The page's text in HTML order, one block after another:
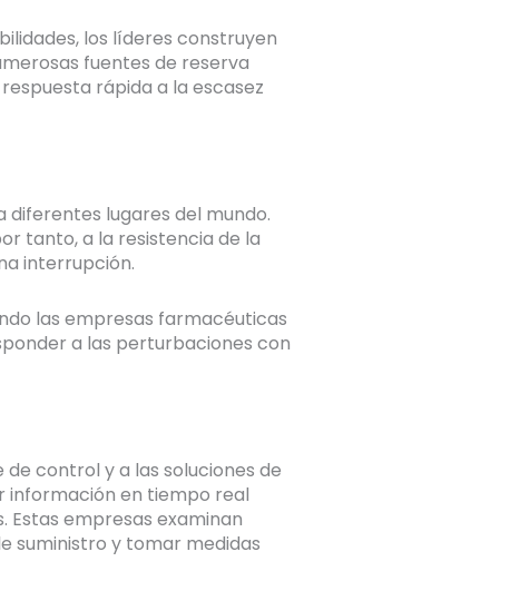
los líderes construyen
fuentes de reserva
rápida a la escasez
lugares del mundo.
tanto, a la resistencia de la
interrupción.
las empresas farmacéuticas
a las perturbaciones con
control y a las soluciones de
información en tiempo real
Estas empresas examinan
suministro y tomar medidas